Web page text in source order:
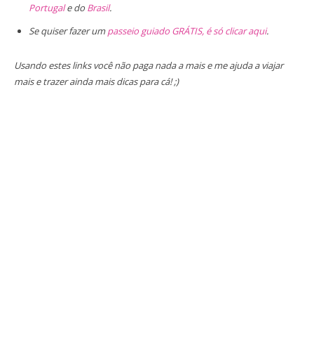
Portugale do Brasil.
Se quiser fazer umpasseio guiado GRÁTIS, é só clicar aqui.
Usando estes links você não paga nada a mais e me ajuda a viajar
mais e trazer ainda mais dicas para cá! ;)